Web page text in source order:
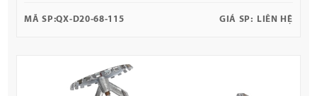
MÃ SP:QX-D20-68-115 GIÁ SP: LIÊN HỆ